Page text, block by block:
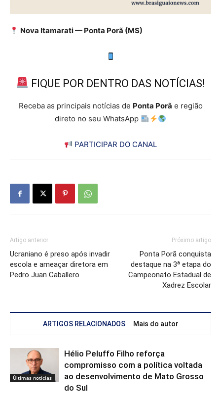
Nova Itamarati — Ponta Porã (MS)
FIQUE POR DENTRO DAS NOTÍCIAS!
Receba as principais notícias de Ponta Porã e região
direto no seu WhatsApp
PARTICIPAR DO CANAL
Artigo anterior
Ucraniano é preso após invadir
escola e ameaçar diretora em
Pedro Juan Caballero
Próximo artigo
Ponta Porã conquista
destaque na 3ª etapa do
Campeonato Estadual de
Xadrez Escolar
ARTIGOS RELACIONADOS Mais do autor
Últimas notícias
Hélio Peluffo Filho reforça
compromisso com a política voltada
ao desenvolvimento de Mato Grosso
do Sul